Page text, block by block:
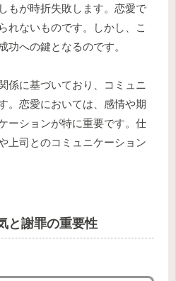
もが時折失敗します。恋愛で
れないものです。しかし、こ
功への鍵となるのです。
係に基づいており、コミュニ
。恋愛においては、感情や期
ーションが特に重要です。仕
上司とのコミュニケーション
と謝罪の重要性